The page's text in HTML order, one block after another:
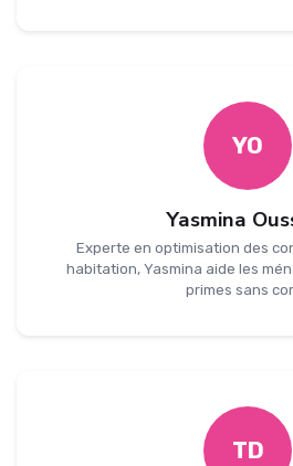
YO
Yasmina
Experte en optimisation des
habitation, Yasmina aide les
primes sans
TD